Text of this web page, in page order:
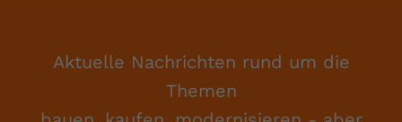
Aktuelle Nachrichten rund um die
Themen